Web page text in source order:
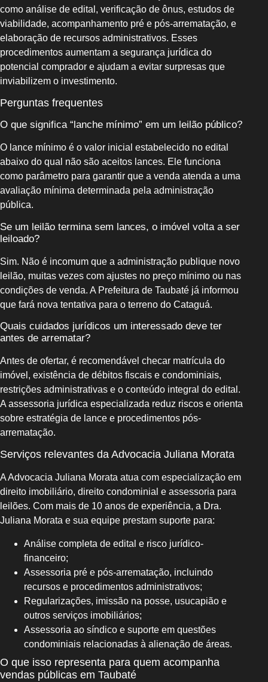
como análise de edital, verificação de ônus, estudos de
viabilidade, acompanhamento pré e pós-arrematação, e
elaboração de recursos administrativos. Esses
procedimentos aumentam a segurança jurídica do
potencial comprador e ajudam a evitar surpresas que
inviabilizem o investimento.
Perguntas frequentes
O que significa “lanche mínimo” em um leilão público?
O lance mínimo é o valor inicial estabelecido no edital
abaixo do qual não são aceitos lances. Ele funciona
como parâmetro para garantir que a venda atenda a uma
avaliação mínima determinada pela administração
pública.
Se um leilão termina sem lances, o imóvel volta a ser
leiloado?
Sim. Não é incomum que a administração publique novo
leilão, muitas vezes com ajustes no preço mínimo ou nas
condições de venda. A Prefeitura de Taubaté já informou
que fará nova tentativa para o terreno do Cataguá.
Quais cuidados jurídicos um interessado deve ter
antes de arrematar?
Antes de ofertar, é recomendável checar matrícula do
imóvel, existência de débitos fiscais e condominiais,
restrições administrativas e o conteúdo integral do edital.
A assessoria jurídica especializada reduz riscos e orienta
sobre estratégia de lance e procedimentos pós-
arrematação.
Serviços relevantes da Advocacia Juliana Morata
A Advocacia Juliana Morata atua com especialização em
direito imobiliário, direito condominial e assessoria para
leilões. Com mais de 10 anos de experiência, a Dra.
Juliana Morata e sua equipe prestam suporte para:
Análise completa de edital e risco jurídico-
financeiro;
Assessoria pré e pós-arrematação, incluindo
recursos e procedimentos administrativos;
Regularizações, imissão na posse, usucapião e
outros serviços imobiliários;
Assessoria ao síndico e suporte em questões
condominiais relacionadas à alienação de áreas.
O que isso representa para quem acompanha
vendas públicas em Taubaté